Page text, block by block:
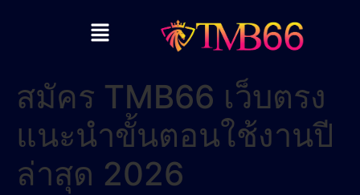
สมัคร TMB66 เว็บตรง
แนะนำขั้นตอนใช้งานปี
ล่าสุด 2026